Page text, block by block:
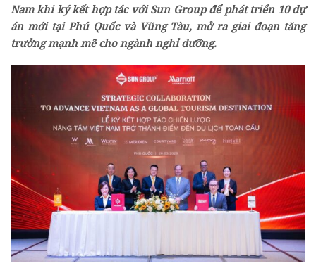
Nam khi ký kết hợp tác với Sun Group để phát triển 10 dự
án mới tại Phú Quốc và Vũng Tàu, mở ra giai đoạn tăng
trưởng mạnh mẽ cho ngành nghỉ dưỡng.